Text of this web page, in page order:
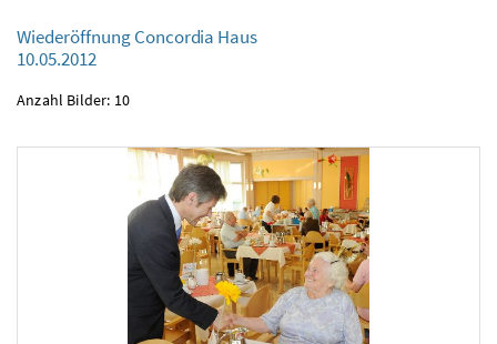
Wiederöffnung Concordia Haus
10.05.2012
Wiederöffnung Concordia Haus
10.05.2012
Anzahl Bilder: 10